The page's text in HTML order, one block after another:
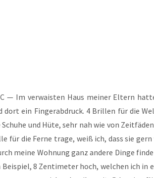
— Im ver­wais­ten Haus mei­ner Eltern
dort ein Fin­ger­ab­druck. 4 Bril­len für die
und Hüte, sehr nah wie von
für die Fer­ne tra­ge, weiß ich, dass sie
mei­ne Woh­nung ganz ande­re Din­ge
8 Zen­ti­me­ter hoch, wel­chen ich in